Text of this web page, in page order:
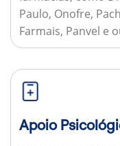
Paulo, Onofre,
Farmais, Panvel e
Apoio